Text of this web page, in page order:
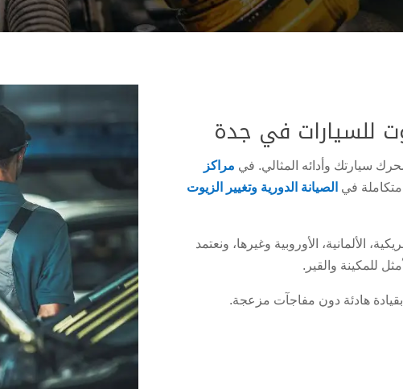
للسيارات في جدة
سيارتك وأدائه المثالي. في مراكز
في الصيانة الدورية وتغيير الزيوت
الألمانية، الأوروبية وغيرها، ونعتمد
للمكينة والقير.
هادئة دون مفاجآت مزعجة.